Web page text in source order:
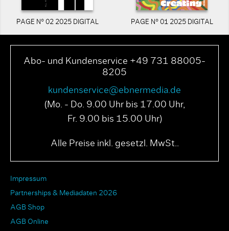
PAGE N° 02 2025 DIGITAL PAGE N° 01 2025 DIGITAL
Abo- und Kundenservice +49 731 88005-
8205
kundenservice@ebnermedia.de
(Mo. - Do. 9.00 Uhr bis 17.00 Uhr,
Fr. 9.00 bis 15.00 Uhr)
Alle Preise inkl. gesetzl. MwSt..
Impressum
Partnerships & Mediadaten 2026
AGB Shop
AGB Online